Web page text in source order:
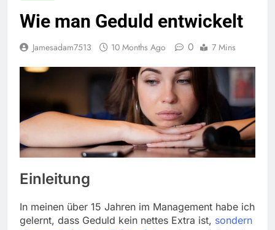
Wie man Geduld entwickelt
Jamesadam7513 10 Months Ago 0 7 Mins
Einleitung
In meinen über 15 Jahren im Management habe ich
gelernt, dass Geduld kein nettes Extra ist, sondern